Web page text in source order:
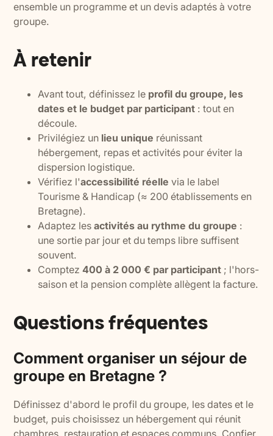
ensemble un programme et un devis adaptés à votre
groupe.
À retenir
Avant tout, définissez le profil du groupe, les
dates et le budget par participant : tout en
découle.
Privilégiez un lieu unique réunissant
hébergement, repas et activités pour éviter la
dispersion logistique.
Vérifiez l'accessibilité réelle via le label
Tourisme & Handicap (≈ 200 établissements en
Bretagne).
Adaptez lesactivités au rythme du groupe :
une sortie par jour et du temps libre suffisent
souvent.
Comptez400 à 2 000 € par participant ; l'hors-
saison et la pension complète allègent la facture.
Questions fréquentes
Comment organiser un séjour de
groupe en Bretagne ?
Définissez d'abord le profil du groupe, les dates et le
budget, puis choisissez un hébergement qui réunit